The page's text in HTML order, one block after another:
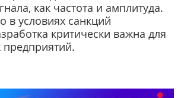
как частота и амплитуда.
в условиях санкций
критически важна для
предприятий.